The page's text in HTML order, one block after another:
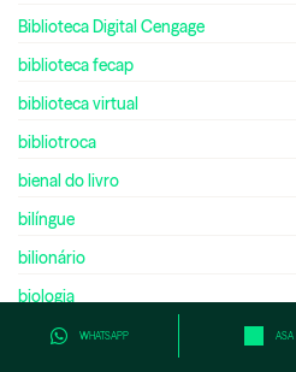
WHATSAPP ASA
Biblioteca Digital Cengage
biblioteca fecap
biblioteca virtual
bibliotroca
bienal do livro
bilíngue
bilionário
biologia
black friday